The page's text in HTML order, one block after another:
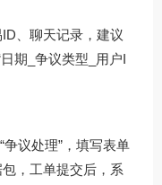
、聊天记录，建议
期_争议类型_用户I
争议处理”，填写表单
，工单提交后，系